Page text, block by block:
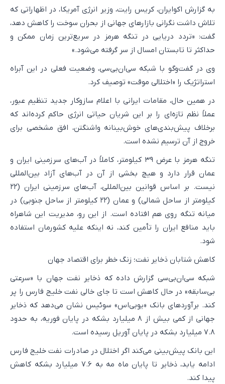
به گزارش اکوایران، کریس رایت، وزیر انرژی آمریکا، در اظهاراتی که
تلاش داشت نگرانی بازار‌های جهانی از بحران سوخت را کاهش دهد،
گفت: «تردد دریایی در تنگه هرمز در سریع‌ترین زمان ممکن و
حداکثر تا تابستان امسال از سر گرفته می‌شود.»
وی در گفت‌و‌گو با شبکه سی‌ان‌بی‌سی، وضعیت فعلی در این آبراه
استراتژیک را «اختلالی موقت» توصیف کرد.
در همین حال، مقامات ایرانی با اعلام سازوکار جدید تنظیم عبور،
عملاً نظم تازه‌ای را بر این شریان حیاتی انرژی حاکم کرده‌اند که
برخلاف پیش‌بندی‌های خوش‌بینانه واشنگتن، افق مشخصی برای
خروج از آن ترسیم نشده است.
تنگه هرمز با عرض ۳۹ کیلومتر، کاملاً در آب‌های سرزمینی ایران و
عمان قرار دارد و هیچ بخشی از آن در آب‌های آزاد بین‌المللی
نیست. بر اساس قوانین بین‌المللی، آب‌های سرزمینی ایران (۲۲
کیلومتر از ساحل شمالی) و عمان (۲۲ کیلومتر از ساحل جنوبی) در
میانه تنگه روی هم افتاده است. از این رو، مدیریت این شاهراه
باید منافع ایران را تأمین کند، نه اینکه علیه کشورمان استفاده
شود.
کاهش شتابان ذخایر نفت؛ زنگ خطر برای اقتصاد جهان
شبکه سی‌ان‌بی‌سی گزارش داده که ذخایر نفت جهان با «سرعتی
بی‌سابقه» در حال کاهش است تا جای خالی نفت خلیج فارس را پر
کند. برآورد‌های بانک «یوبی‌اس» سوئیس نشان می‌دهد که ذخایر
جهانی از کمی بیش از ۸ میلیارد بشکه در پایان فوریه، به حدود
۷.۸ میلیارد بشکه در پایان آوریل رسیده است.
این بانک پیش‌بینی می‌کند اگر اختلال در صادرات نفت خلیج فارس
ادامه یابد، ذخایر تا پایان ماه مه به ۷.۶ میلیارد بشکه کاهش
پیدا کند.